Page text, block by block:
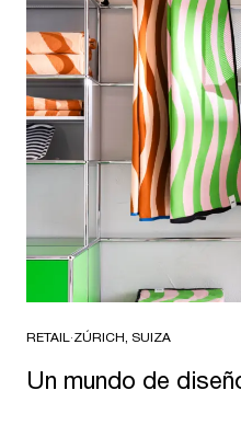
RETAIL·ZÚRICH, SUIZA
Un mundo de